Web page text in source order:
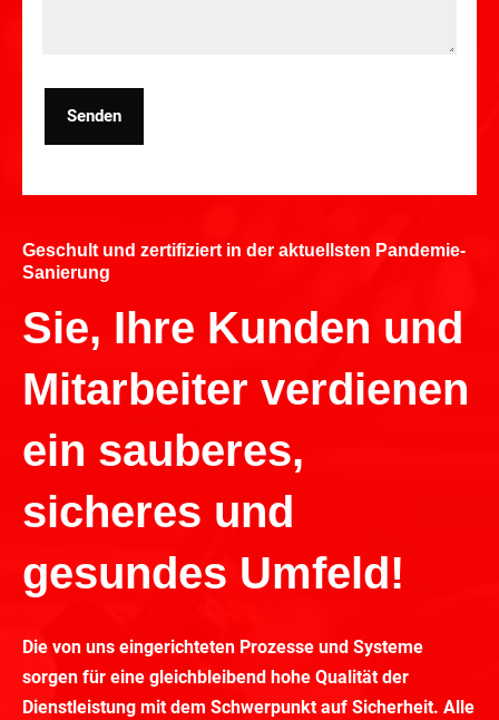
Senden
Geschult und zertifiziert in der aktuellsten Pandemie-
Sanierung
Sie, Ihre Kunden und
Mitarbeiter verdienen
ein sauberes,
sicheres und
gesundes Umfeld!
Die von uns eingerichteten Prozesse und Systeme
sorgen für eine gleichbleibend hohe Qualität der
Dienstleistung mit dem Schwerpunkt auf Sicherheit. Alle